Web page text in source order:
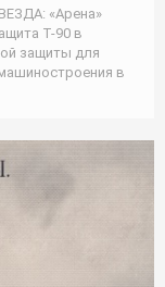
«Арена»
Т-90 в
защиты для
в